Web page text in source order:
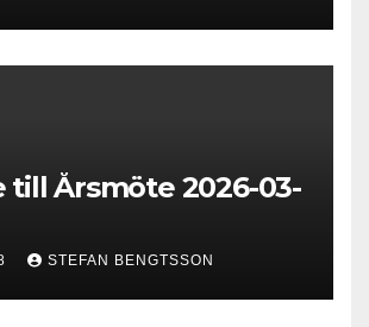
till Årsmöte 2026-03-
STEFAN BENGTSSON